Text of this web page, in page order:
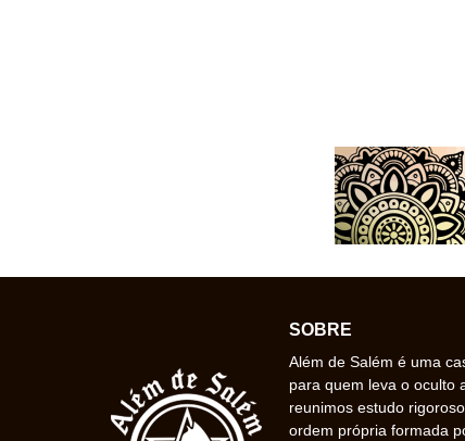
SOBRE
Além de Salém é uma
para quem leva o oculto
reunimos estudo
ordem própria formada